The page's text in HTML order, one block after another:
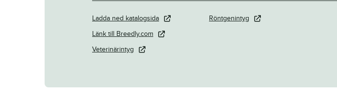
Ladda ned katalogsida
Länk till Breedly.com
Veterinärintyg
Röntgenintyg